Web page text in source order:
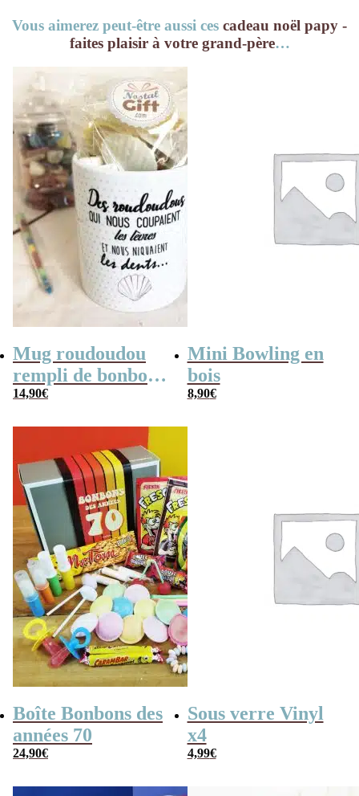
Vous aimerez peut-être aussi ces cadeau noël papy -
faites plaisir à votre grand-père…
Mug roudoudou
rempli de bonbons
rétro
14,90€
Mini Bowling en
bois
8,90€
Boîte Bonbons des
années 70
24,90€
Sous verre Vinyl
x4
4,99€